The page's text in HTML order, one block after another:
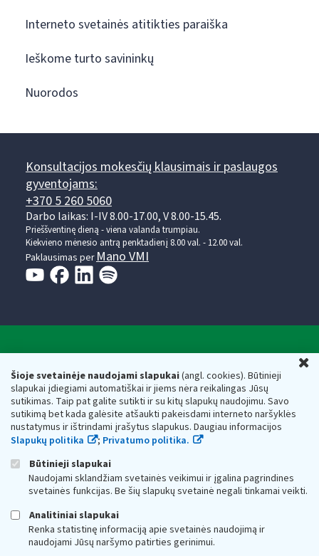
Šioje svetainėje naudojami slapukai(angl. cookies). Būtinieji
slapukai įdiegiami automatiškai ir jiems nėra reikalingas Jūsų
sutikimas. Taip pat galite sutikti ir su kitų slapukų naudojimu. Savo
sutikimą bet kada galėsite atšaukti pakeisdami interneto naršyklės
nustatymus ir ištrindami įrašytus slapukus. Daugiau informacijos
Slapukų politika
; Privatumo politika.
Būtinieji slapukai
Naudojami sklandžiam svetainės veikimui ir įgalina pagrindines
svetainės funkcijas. Be šių slapukų svetainė negali tinkamai veikti.
Analitiniai slapukai
Renka statistinę informaciją apie svetainės naudojimą ir
naudojami Jūsų naršymo patirties gerinimui.
Interneto svetainės atitikties paraiška
Ieškome turto savininkų
Nuorodos
Konsultacijos mokesčių klausimais ir paslaugos
gyventojams:
+370 5 260 5060
Darbo laikas: I-IV 8.00-17.00, V 8.00-15.45.
Prieššventinę dieną - viena valanda trumpiau.
Kiekvieno mėnesio antrą penktadienį 8.00 val. - 12.00 val.
Paklausimas perMano VMI
Valstybinė mokesčių inspekcija prie Lietuvos
Respublikos finansų ministerijos
Biudžetinė įstaiga. Juridinio asmens kodas — 188659752,
adresas: Vasario 16-osios g. 14, 01107 Vilnius, Lietuva, el.paštas:
vmi@vmi.lt , E. pristatymo dėžutės adresas 188659752
Duomenys apie Valstybinę mokesčių inspekciją prie Lietuvos
Respublikos finansų ministerijos kaupiami ir saugomi Juridinių